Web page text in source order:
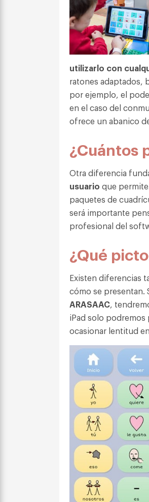
utilizarlo con
ratones adaptados,
por ejemplo, el
en el caso del
ofrece un abanico
¿Cuántos
Otra diferencia
usuario que
paquetes de
será importante
profesional del
¿Qué
Existen diferencias
cómo se presentan.
ARASAAC,
iPad solo podremos
ocasionar lentitud